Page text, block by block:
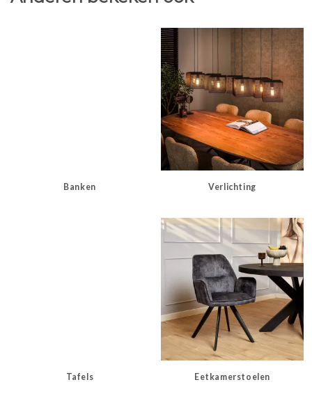
Banken Verlichting
Tafels Eetkamerstoelen